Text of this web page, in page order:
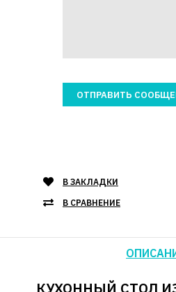
В ЗАКЛАДКИ
В СРАВНЕНИЕ